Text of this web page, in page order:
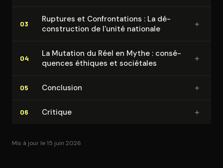
03
Ruptures et Confron­ta­tions : La dé­
cons­truc­tion de l'unité nationale
+
04
La Mutation du Réel en Mythe : consé­
quences éthiques et sociétales
+
05 Conclusion +
06 Critique +
Mis à jour le 15 juin 2026